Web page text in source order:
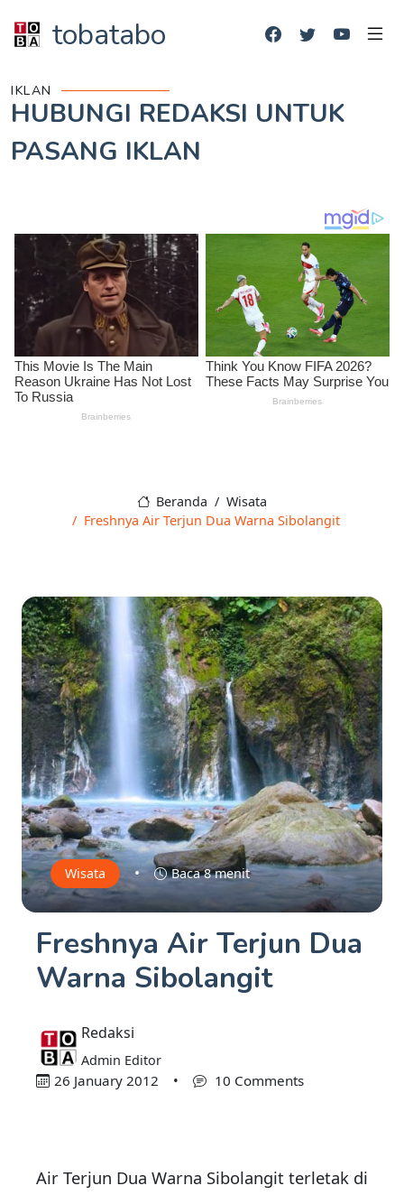
tobatabo
IKLAN
HUBUNGI REDAKSI UNTUK
PASANG IKLAN
Beranda
Wisata
Freshnya Air Terjun Dua Warna Sibolangit
Wisata • Baca 8 menit
Freshnya Air Terjun Dua
Warna Sibolangit
Redaksi
Admin Editor
26 January 2012 • 10 Comments
Air Terjun Dua Warna Sibolangit terletak di